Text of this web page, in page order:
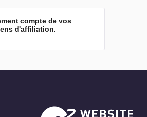
compte de vos
d'affiliation.